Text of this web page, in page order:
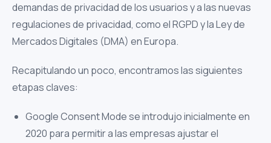
demandas de privacidad de los usuarios y a las nuevas
regulaciones de privacidad, como el RGPD y la Ley de
Mercados Digitales (DMA) en Europa.
Recapitulando un poco, encontramos las siguientes
etapas claves:
Google Consent Mode se introdujo inicialmente en
2020 para permitir a las empresas ajustar el